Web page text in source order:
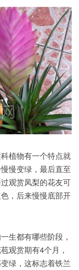
植物有一个特点就
慢变绿，最后直至
观赏凤梨的花友可
，后来慢慢底部开
生都有哪些阶段，
观赏期有4个月，
绿，这标志着铁兰